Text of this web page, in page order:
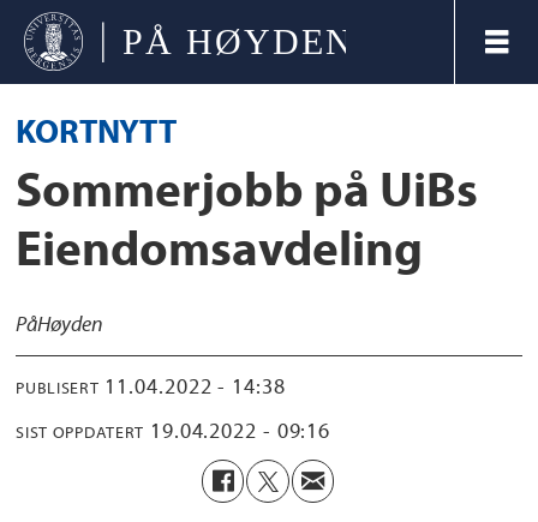
KORTNYTT
Sommerjobb på UiBs
Eiendomsavdeling
PåHøyden
PUBLISERT 11.04.2022 - 14:38
SIST OPPDATERT 19.04.2022 - 09:16